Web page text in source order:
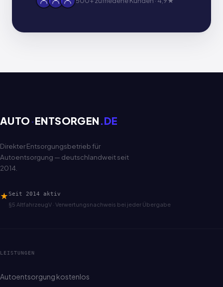
AUTO ·ENTSORGEN .DE
Direkter Entsorgungsbetrieb für
Autoentsorgung — deutschlandweit seit
2014.
★ Seit 2014 aktiv
§5 AltfahrzeugV · Verwertungsnachweis bei jeder Übergabe
LEISTUNGEN
Autoentsorgung kostenlos